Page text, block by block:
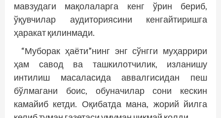
мавзудаги мақолаларга кенг ўрин бериб,
ўқувчилар аудиториясини кенгайтиришга
ҳаракат қилинмади.
“Муборак ҳаёти”нинг энг сўнгги муҳаррири
ҳам савод ва ташкилотчилик, изланишу
интилиш масаласида аввалгисидан пеш
бўлмагани боис, обуначилар сони кес­кин
камайиб кетди. Оқибатда мана, жорий йилга